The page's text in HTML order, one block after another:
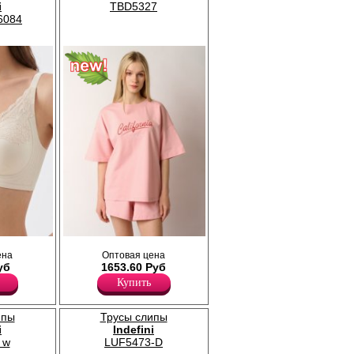
немного опускается на бедра, не
ограничивает движения и обеспечивает
для ежедневного ношения, так и для
занятий спортом. Рекомендуется
бережная стирка.
Хлопок 92%
Эластан 8%
TBD5327
Хлопок 100%
Оптовая цена
1653.60 Руб
Купить
w
Трусы слипы
Indefini
LUF5473-D